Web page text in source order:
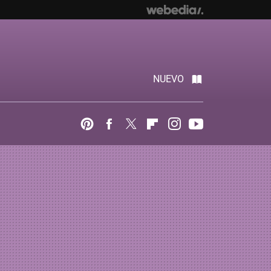
NUEVO
PinterestFacebook
Twitter FlipboardInstagram